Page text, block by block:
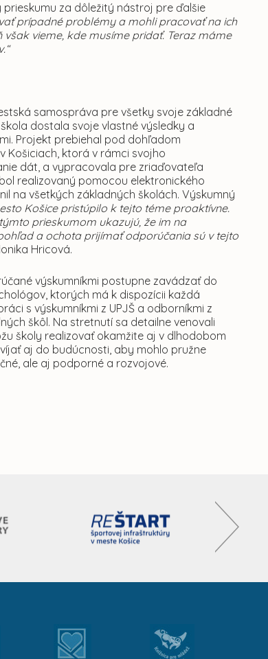
za dôležitý nástroj pre ďalšie
prípadné problémy a mohli pracovať na ich
vieme, kde musíme pridať. Teraz máme
samospráva pre všetky svoje základné
dostala svoje vlastné výsledky a
Projekt prebiehal pod dohľadom
Košiciach, ktorá v rámci svojho
dát, a vypracovala pre zriaďovateľa
realizovaný pomocou elektronického
na všetkých základných školách. Výskumný
Košice pristúpilo k tejto téme proaktívne.
prieskumom ukazujú, že im na
a ochota prijímať odporúčania sú v tejto
Hricová.
výskumníkmi postupne zavádzať do
ktorých má k dispozícii každá
s výskumníkmi z UPJŠ a odborníkmi z
škôl. Na stretnutí sa detailne venovali
školy realizovať okamžite aj v dlhodobom
aj do budúcnosti, aby mohlo pružne
ale aj podporné a rozvojové.